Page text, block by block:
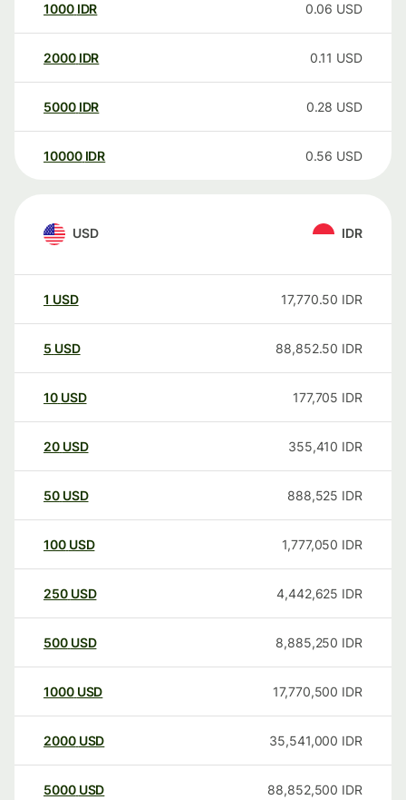
1000 IDR 0.06 USD
2000 IDR 0.11 USD
5000 IDR 0.28 USD
10000 IDR 0.56 USD
USD IDR
1 USD 17,770.50 IDR
5 USD 88,852.50 IDR
10 USD 177,705 IDR
20 USD 355,410 IDR
50 USD 888,525 IDR
100 USD 1,777,050 IDR
250 USD 4,442,625 IDR
500 USD 8,885,250 IDR
1000 USD 17,770,500 IDR
2000 USD 35,541,000 IDR
5000 USD 88,852,500 IDR